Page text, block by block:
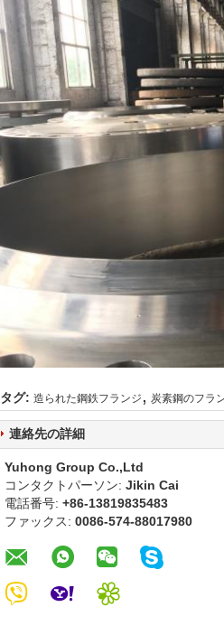
タグ: 造られた鋼鉄フランジ , 炭素鋼のフラ
連絡先の詳細
Yuhong Group Co.,Ltd
コンタクトパーソン: Jikin Cai
電話番号: +86-13819835483
ファックス: 0086-574-88017980